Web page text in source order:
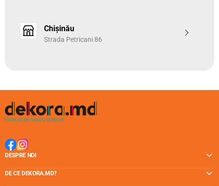
Chișinău
Strada Petricani 86
DESPRE NOI
DE CE DEKORA.MD?